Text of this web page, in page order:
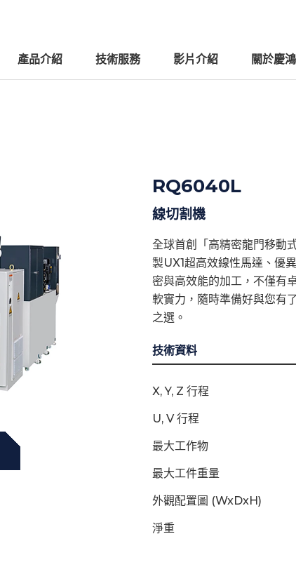
產品介紹 技術服務 影片介紹 關於慶鴻
RQ6040L
線切割機
全球首創「高精密龍門移動
製UX1超高效線性馬達、優
密與高效能的加工，不僅有
軟實力，隨時準備好與您有
之選。
技術資料
X, Y, Z 行程
U, V 行程
最大工作物
最大工件重量
外觀配置圖 (WxDxH)
淨重